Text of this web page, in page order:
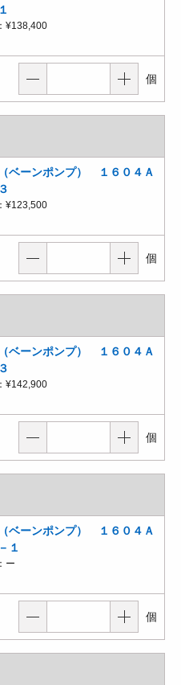
¥138,400
個
ベーンポンプ） １６０４Ａ
¥123,500
個
ベーンポンプ） １６０４Ａ
¥142,900
個
ベーンポンプ） １６０４Ａ
１
ー
個